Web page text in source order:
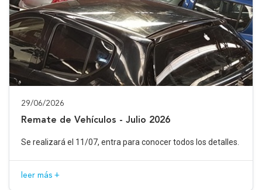
29/06/2026
Remate de Vehículos - Julio 2026
Se realizará el 11/07, entra para conocer todos los detalles.
leer más +